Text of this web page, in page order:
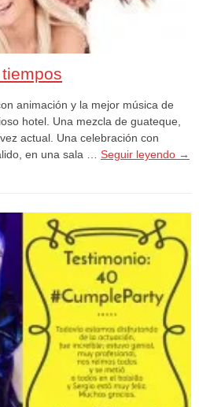
animación y la mejor música de
hotel. Una mezcla de guateque,
actual. Una celebración con
en una sala … Seguir leyendo →